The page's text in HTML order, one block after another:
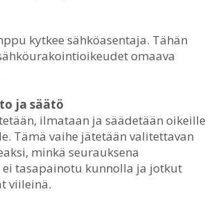
kytkee sähköasentaja. Tähän
omaava
ja säätö
ilmataan ja säädetään oikeille
Tämä vaihe jätetään valitettavan
minkä seurauksena
tasapainotu kunnolla ja jotkut
viileinä.